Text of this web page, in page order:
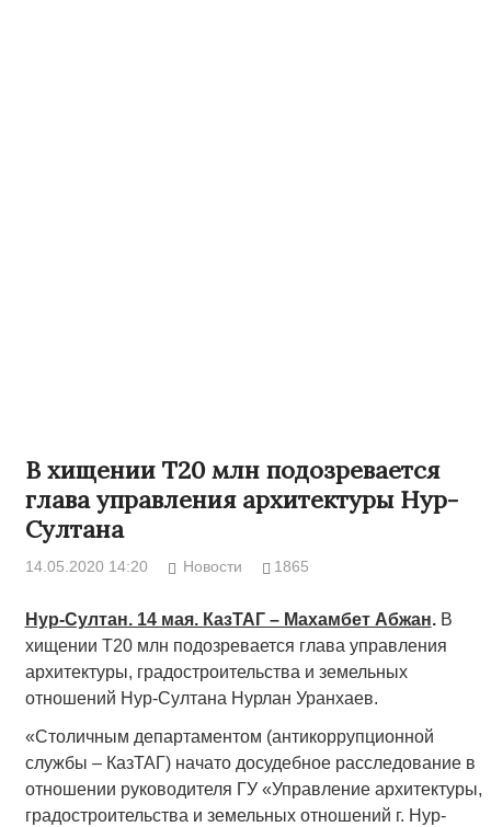
В хищении Т20 млн подозревается
глава управления архитектуры Нур-
Султана
14.05.2020 14:20 Новости 1865
Нур-Султан. 14 мая. КазТАГ – Махамбет Абжан.В
хищении Т20 млн подозревается глава управления
архитектуры, градостроительства и земельных
отношений Нур-Султана Нурлан Уранхаев.
«Столичным департаментом (антикоррупционной
службы – КазТАГ) начато досудебное расследование в
отношении руководителя ГУ «Управление архитектуры,
градостроительства и земельных отношений г. Нур-